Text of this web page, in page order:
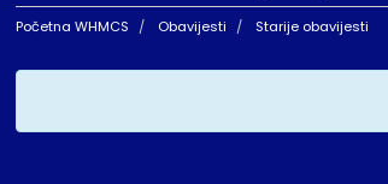
Početna WHMCS Obavijesti Starije obavijesti